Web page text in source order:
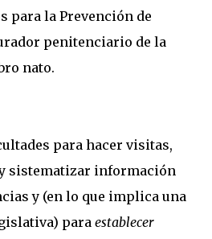
para la Prevención de
penitenciario de la
nato.
para hacer visitas,
sistematizar información
y (en lo que implica una
para establecer